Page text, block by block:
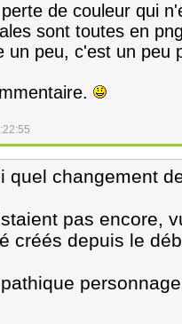
de couleur qui
sont toutes en
un peu, c'est un peu
quel changement
pas encore,
créés depuis le